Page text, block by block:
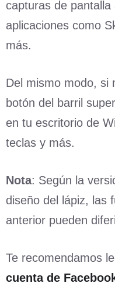
capturas de
aplicaciones como
más.
Del mismo modo, si
botón del barril
en tu escritorio de
teclas y más.
Nota: Según la
diseño del lápiz, las
anterior pueden
Te recomendamos
cuenta de